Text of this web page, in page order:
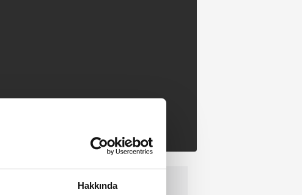
Hakkında